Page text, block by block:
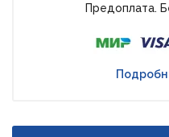
Предоплата.